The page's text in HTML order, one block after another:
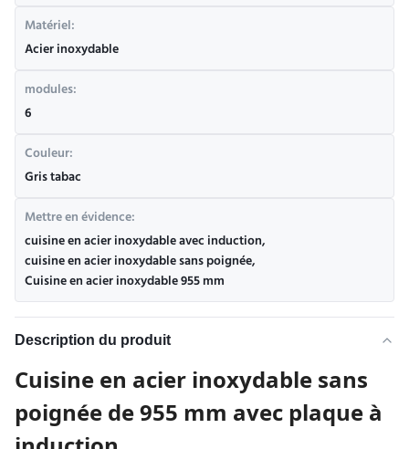
Matériel:
Acier inoxydable
modules:
6
Couleur:
Gris tabac
Mettre en évidence:
cuisine en acier inoxydable avec induction,
cuisine en acier inoxydable sans poignée,
Cuisine en acier inoxydable 955 mm
Description du produit
Cuisine en acier inoxydable sans
poignée de 955 mm avec plaque à